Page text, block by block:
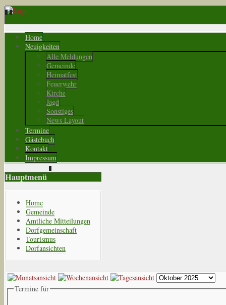
Home
Neuigkeiten
Alle Meldungen
Gemeinde
Heimatfest
Feuerwehr
Kirche
Jagd
Sonstiges
News Layout
Termine
Gästebuch
Kontakt
Impressum
Hauptmenü
Home
Gemeinde
Amtliche Mitteilungen
Dorfgemeinschaft
Tourismus
Dorfansichten
Termine für